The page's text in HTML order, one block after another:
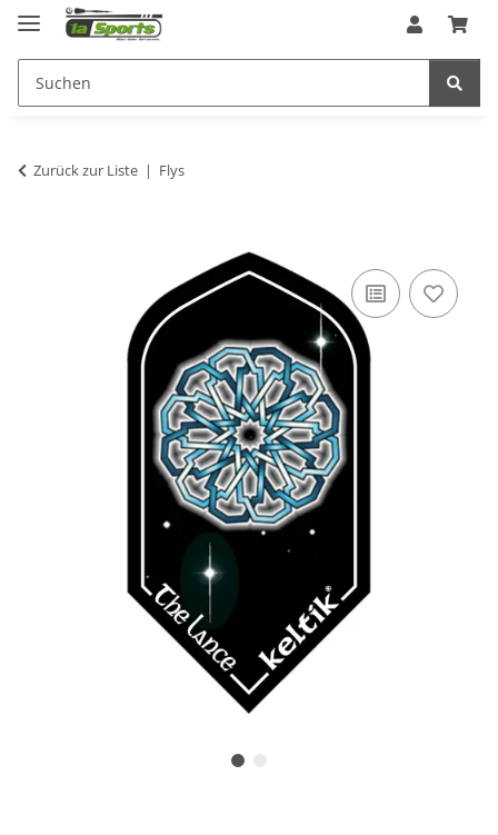
Zurück zur Liste Flys